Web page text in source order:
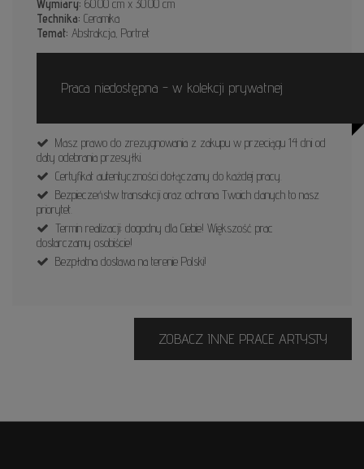
Wymiary: 60.00 cm x 30.00 cm
Technika: Ceramika
Temat: Abstrakcja, Portret
Praca niedostępna - w kolekcji prywatnej
Masz prawo do zrezygnowania z zakupu w przeciągu 14 dni od
daty odebrania przesyłki.
Certyfikat autentyczności dołączamy do każdej pracy.
Bezpieczeństw transakcji oraz ochrona Twoich danych to nasz
priorytet.
Termin realizacji: dogodny dla Ciebie! Większość prac
dostarczamy osobiście!
Bezpłatna dostawa na terenie Polski!
ZOBACZ INNE PRACE ARTYSTY